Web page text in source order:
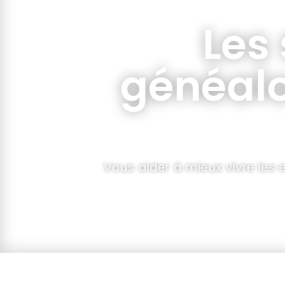
Vous aider à mieux vivre